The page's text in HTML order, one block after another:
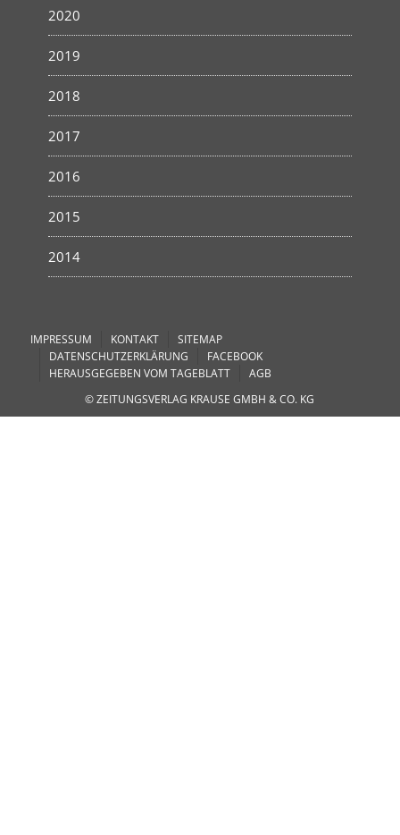
2020
2019
2018
2017
2016
2015
2014
IMPRESSUM KONTAKT
SITEMAP
DATENSCHUTZERKLÄRUNG
FACEBOOK
HERAUSGEGEBEN VOM TAGEBLATT
AGB
© ZEITUNGSVERLAG KRAUSE GMBH & CO. KG